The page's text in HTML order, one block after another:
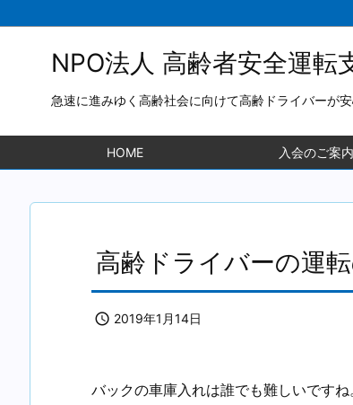
NPO法人 高齢者安全運転
急速に進みゆく高齢社会に向けて高齢ドライバーが
HOME 入会のご案内
高齢ドライバーの運
 2019年1月14日
バックの車庫入れは誰でも難しいですね